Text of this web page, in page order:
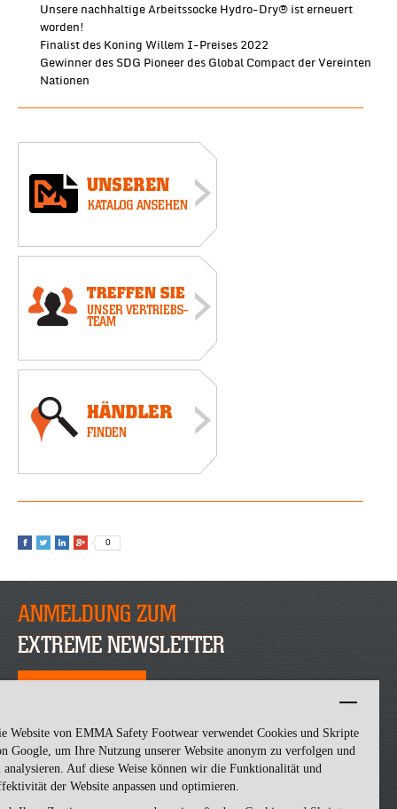
Website von EMMA Safety Footwear verwendet Cookies und Skripte
Google, um Ihre Nutzung unserer Website anonym zu verfolgen und
analysieren. Auf diese Weise können wir die Funktionalität und
der Website anpassen und optimieren.
Unsere nachhaltige Arbeitssocke Hydro-Dry® ist erneuert
worden!
Finalist des Koning Willem I-Preises 2022
Gewinner des SDG Pioneer des Global Compact der Vereinten
Nationen
0
ANMELDUNG ZUM
EXTREME NEWSLETTER